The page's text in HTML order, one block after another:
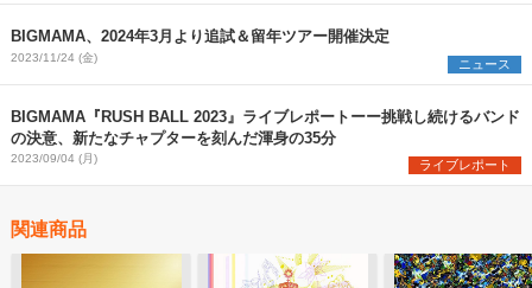
BIGMAMA、2024年3月より追試＆留年ツアー開催決定
2023/11/24 (金) ニュース
BIGMAMA『RUSH BALL 2023』ライブレポートーー挑戦し続けるバンド
の決意、新たなチャプターを刻んだ渾身の35分
2023/09/04 (月) ライブレポート
関連商品